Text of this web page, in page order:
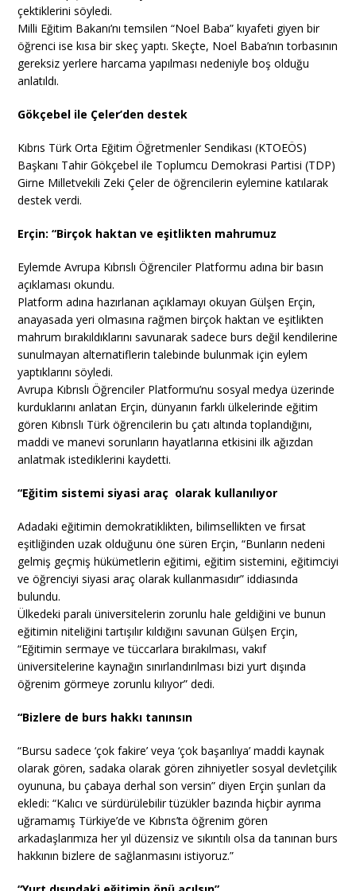
çektiklerini söyledi.
Milli Eğitim Bakanı’nı temsilen “Noel Baba” kıyafeti giyen bir
öğrenci ise kısa bir skeç yaptı. Skeçte, Noel Baba’nın torbasının
gereksiz yerlere harcama yapılması nedeniyle boş olduğu
anlatıldı.
Gökçebel ile Çeler’den destek
Kıbrıs Türk Orta Eğitim Öğretmenler Sendikası (KTOEÖS)
Başkanı Tahir Gökçebel ile Toplumcu Demokrasi Partisi (TDP)
Girne Milletvekili Zeki Çeler de öğrencilerin eylemine katılarak
destek verdi.
Erçin: “Birçok haktan ve eşitlikten mahrumuz
Eylemde Avrupa Kıbrıslı Öğrenciler Platformu adına bir basın
açıklaması okundu.
Platform adına hazırlanan açıklamayı okuyan Gülşen Erçin,
anayasada yeri olmasına rağmen birçok haktan ve eşitlikten
mahrum bırakıldıklarını savunarak sadece burs değil kendilerine
sunulmayan alternatiflerin talebinde bulunmak için eylem
yaptıklarını söyledi.
Avrupa Kıbrıslı Öğrenciler Platformu’nu sosyal medya üzerinde
kurduklarını anlatan Erçin, dünyanın farklı ülkelerinde eğitim
gören Kıbrıslı Türk öğrencilerin bu çatı altında toplandığını,
maddi ve manevi sorunların hayatlarına etkisini ilk ağızdan
anlatmak istediklerini kaydetti.
“Eğitim sistemi siyasi araç olarak kullanılıyor
Adadaki eğitimin demokratiklikten, bilimsellikten ve fırsat
eşitliğinden uzak olduğunu öne süren Erçin, “Bunların nedeni
gelmiş geçmiş hükümetlerin eğitimi, eğitim sistemini, eğitimciyi
ve öğrenciyi siyasi araç olarak kullanmasıdır” iddiasında
bulundu.
Ülkedeki paralı üniversitelerin zorunlu hale geldiğini ve bunun
eğitimin niteliğini tartışılır kıldığını savunan Gülşen Erçin,
“Eğitimin sermaye ve tüccarlara bırakılması, vakıf
üniversitelerine kaynağın sınırlandırılması bizi yurt dışında
öğrenim görmeye zorunlu kılıyor” dedi.
“Bizlere de burs hakkı tanınsın
“Bursu sadece ‘çok fakire’ veya ‘çok başarılıya’ maddi kaynak
olarak gören, sadaka olarak gören zihniyetler sosyal devletçilik
oyununa, bu çabaya derhal son versin” diyen Erçin şunları da
ekledi: “Kalıcı ve sürdürülebilir tüzükler bazında hiçbir ayrıma
uğramamış Türkiye’de ve Kıbrıs’ta öğrenim gören
arkadaşlarımıza her yıl düzensiz ve sıkıntılı olsa da tanınan burs
hakkının bizlere de sağlanmasını istiyoruz.”